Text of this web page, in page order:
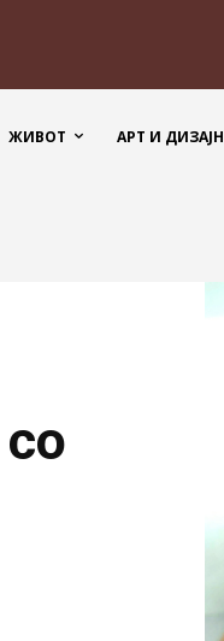
ЖИВОТ АРТ И ДИЗАЈН